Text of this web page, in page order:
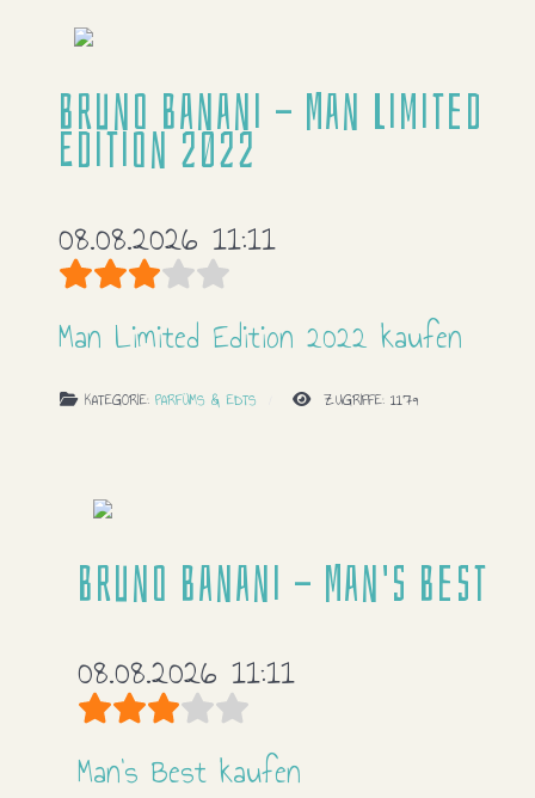
Bruno Banani - Man Limited
Edition 2022
08.08.2026 11:11
Bewertung: 3/
Man Limited Edition 2022 kaufen
KATEGORIE: PARFÜMS & EDTS ZUGRIFFE: 1179
Bruno Banani - Man's Best
08.08.2026 11:11
Bewertung: 3/
Man's Best kaufen